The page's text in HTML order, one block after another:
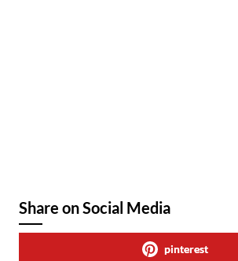
Share on Social Media
pinterest